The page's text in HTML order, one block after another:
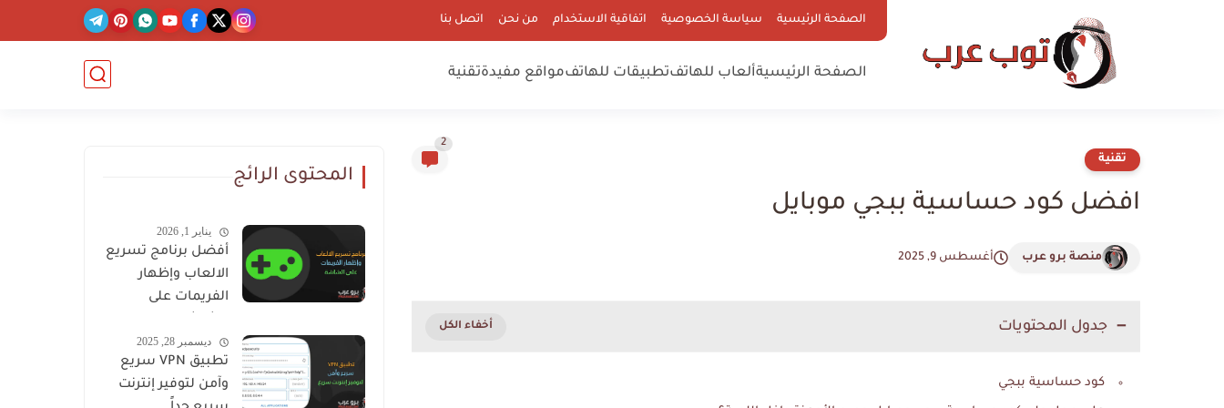
الصفحة الرئيسية سياسة الخصوصية اتفاقية الاستخدام من نحن اتصل بنا
الصفحة الرئيسيةألعاب للهاتفتطبيقات للهاتفمواقع مفيدةتقنية
تقنية
2
افضل كود حساسية ببجي موبايل
منصة برو عرب أغسطس 9, 2025
جدول المحتويات
كود حساسية ببجي
المحتوى الرائج
يناير 1, 2026
أفضل برنامج تسريع
الالعاب وإظهار
الفريمات على
ديسمبر 28, 2025
تطبيق VPN سريع
وآمن لتوفير إنترنت